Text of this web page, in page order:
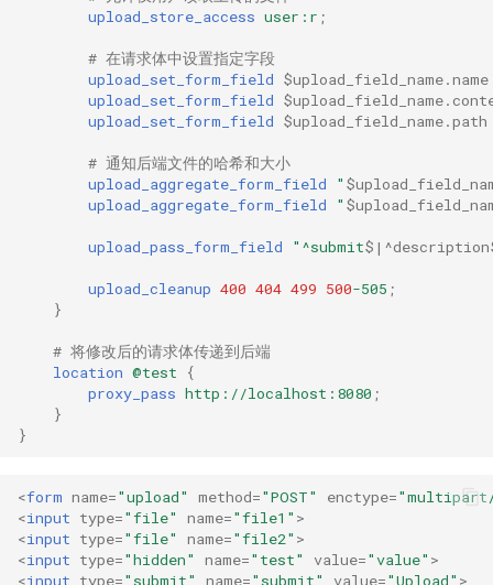
upload_store_access user:r ;
# 在请求体中设置指定字段
upload_set_form_field $upload_field_name.name
upload_set_form_field
upload_set_form_field $upload_field_name.path
# 通知后端文件的哈希和大小
upload_aggregate_form_field
"
upload_aggregate_form_field
"
upload_pass_form_field "^submit
upload_cleanup 400 404 499 500-505 ;
}
# 将修改后的请求体传递到后端
location @test
{
proxy_pass http://localhost:8080 ;
}
}
<form name="upload" method="POST" enctype=
<input type="file" name="file1" >
<input type="file" name="file2" >
<input type="hidden" name="test" value="value" >
<input type="submit" name="submit" value="Upload" >